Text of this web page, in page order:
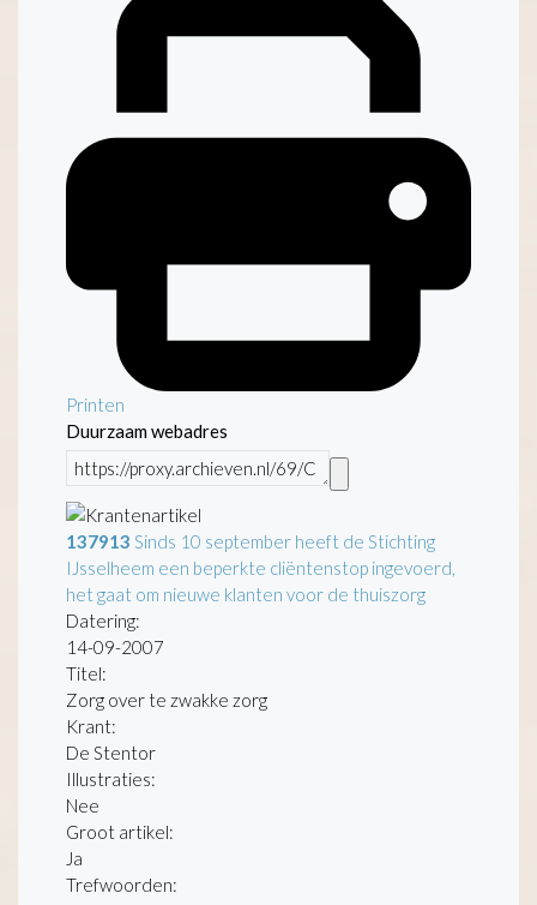
Printen
Duurzaam webadres
137913 Sinds 10 september heeft de Stichting
IJsselheem een beperkte cliëntenstop ingevoerd,
het gaat om nieuwe klanten voor de thuiszorg
Datering:
14-09-2007
Titel:
Zorg over te zwakke zorg
Krant:
De Stentor
Illustraties:
Nee
Groot artikel:
Ja
Trefwoorden: